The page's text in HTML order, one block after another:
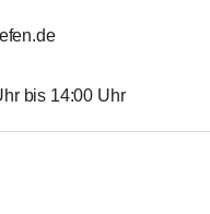
bis 14:00 Uhr